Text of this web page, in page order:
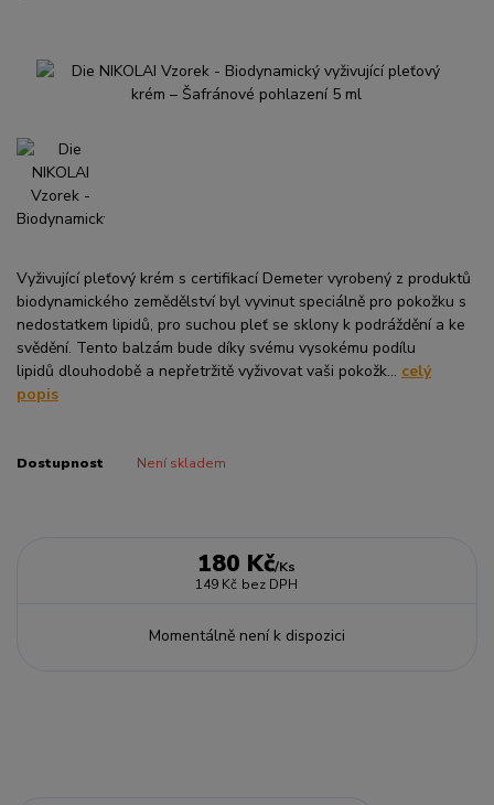
Vyživující pleťový krém s certifikací Demeter vyrobený z produktů
biodynamického zemědělství byl vyvinut speciálně pro pokožku s
nedostatkem lipidů, pro suchou pleť se sklony k podráždění a ke
svědění. Tento balzám bude díky svému vysokému podílu
lipidů dlouhodobě a nepřetržitě vyživovat vaši pokožk... celý
popis
Dostupnost Není skladem
180 Kč/Ks
149 Kč bez DPH
Momentálně není k dispozici